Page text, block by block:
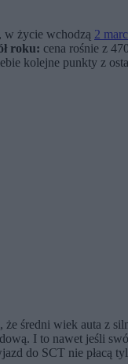
w życie wchodzą 2
roku: cena rośnie z
kolejne punkty z
średni wiek auta z
I to nawet jeśli
do SCT nie